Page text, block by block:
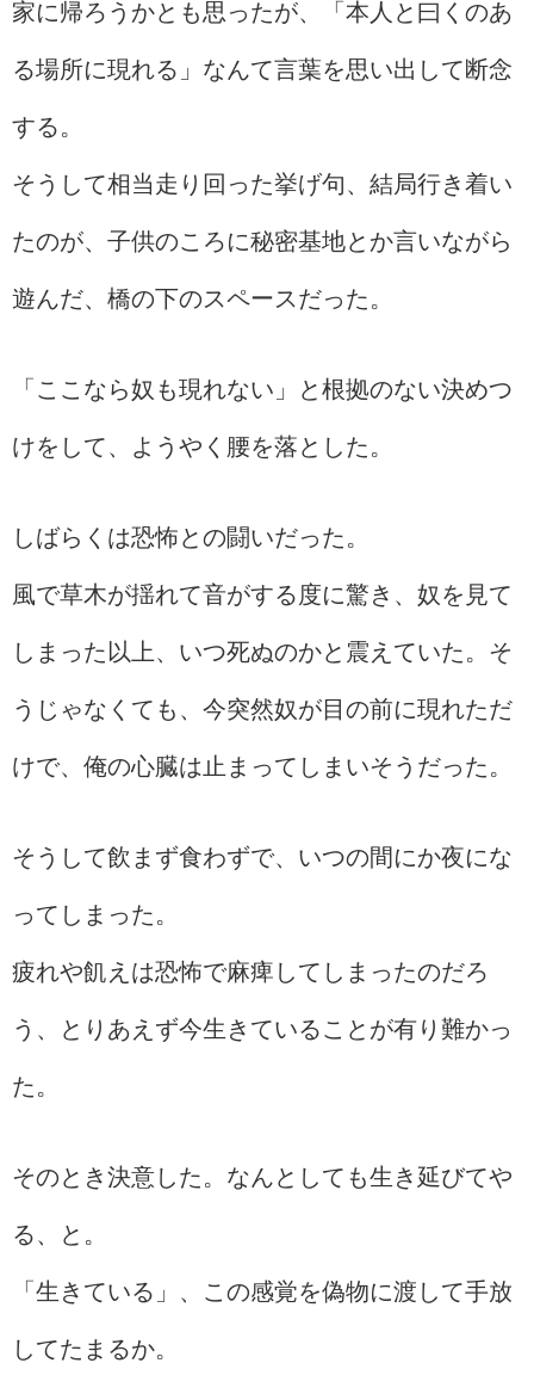
家に帰ろうかとも思ったが、「本人と曰くのあ
る場所に現れる」なんて言葉を思い出して断念
する。
そうして相当走り回った挙げ句、結局行き着い
たのが、子供のころに秘密基地とか言いながら
遊んだ、橋の下のスペースだった。
「ここなら奴も現れない」と根拠のない決めつ
けをして、ようやく腰を落とした。
しばらくは恐怖との闘いだった。
風で草木が揺れて音がする度に驚き、奴を見て
しまった以上、いつ死ぬのかと震えていた。そ
うじゃなくても、今突然奴が目の前に現れただ
けで、俺の心臓は止まってしまいそうだった。
そうして飲まず食わずで、いつの間にか夜にな
ってしまった。
疲れや飢えは恐怖で麻痺してしまったのだろ
う、とりあえず今生きていることが有り難かっ
た。
そのとき決意した。なんとしても生き延びてや
る、と。
「生きている」、この感覚を偽物に渡して手放
してたまるか。